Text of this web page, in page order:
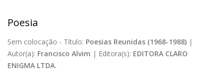
Poesia
Sem colocação - Título: Poesias Reunidas (1968-1988) |
Autor(a): Francisco Alvim | Editora(s): EDITORA CLARO
ENIGMA LTDA.